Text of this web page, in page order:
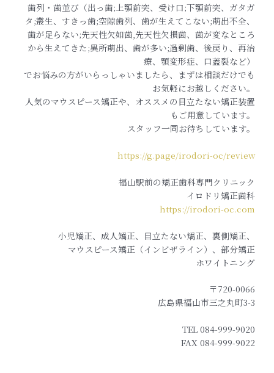
歯列・歯並び（出っ歯;上顎前突、受け口;下顎前突、ガタガ
タ;叢生、すきっ歯;空隙歯列、歯が生えてこない;萌出不全、
歯が足らない;先天性欠如歯,先天性欠損歯、歯が変なところ
から生えてきた;異所萌出、歯が多い;過剰歯、後戻り、再治
療、顎変形症、口蓋裂など）
でお悩みの方がいらっしゃいましたら、まずは相談だけでも
お気軽にお越しください。
人気のマウスピース矯正や、オススメの目立たない矯正装置
もご用意しています。
スタッフ一同お待ちしています。
https://g.page/irodori-oc/review
福山駅前の矯正歯科専門クリニック
イロドリ矯正歯科
https://irodori-oc.com
小児矯正、成人矯正、目立たない矯正、裏側矯正、
マウスピース矯正（インビザライン）、部分矯正
ホワイトニング
〒720-0066
広島県福山市三之丸町3-3
TEL 084-999-9020
FAX 084-999-9022